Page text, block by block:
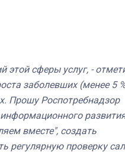
этой сферы услуг, -
заболевших (менее 5
Прошу Роспотребнадзор
вместе", создать
регулярную проверку